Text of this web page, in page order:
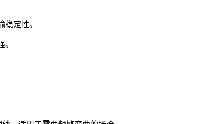
稳定性。
。